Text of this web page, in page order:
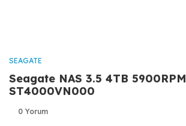
SEAGATE
Seagate NAS 3.5 4TB 5900RPM
ST4000VN000
0 Yorum